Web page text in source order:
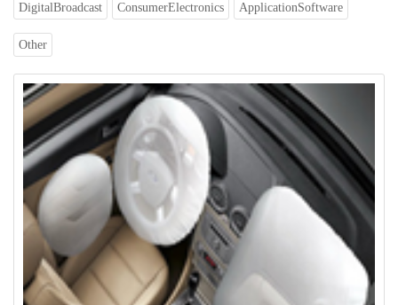
DigitalBroadcast ConsumerElectronics ApplicationSoftware
Other